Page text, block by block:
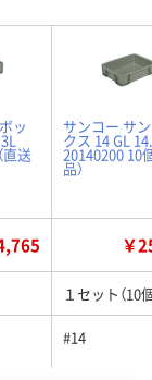
ッ
直送
サンコー サ
クス 14 GL
20140200 10
品）
￥
１セット（10
#14